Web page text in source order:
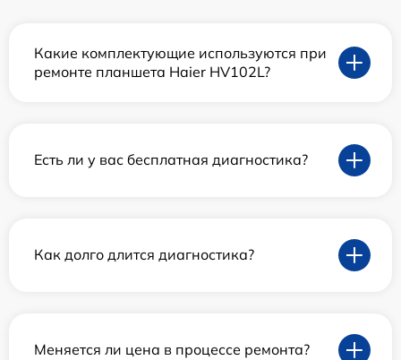
Какие комплектующие используются при
ремонте планшета Haier HV102L?
Есть ли у вас бесплатная диагностика?
Как долго длится диагностика?
Меняется ли цена в процессе ремонта?